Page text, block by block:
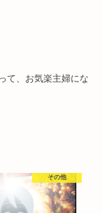
て、お気楽主婦にな
その他